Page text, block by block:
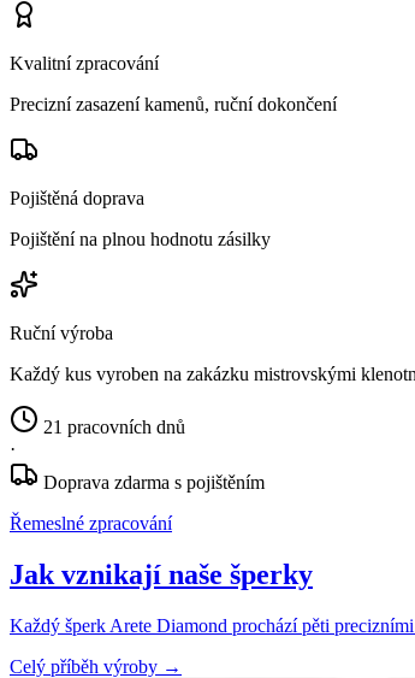
Kvalitní zpracování
Precizní zasazení kamenů, ruční dokončení
Pojištěná doprava
Pojištění na plnou hodnotu zásilky
Ruční výroba
Každý kus vyroben na zakázku mistrovskými
21 pracovních dnů
·
Doprava zdarma s pojištěním
Řemeslné zpracování
Jak vznikají naše šperky
Každý šperk Arete Diamond prochází pěti
Celý příběh výroby →